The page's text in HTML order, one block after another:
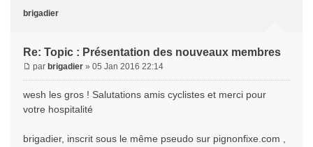
brigadier
Re: Topic : Présentation des nouveaux membres
par brigadier » 05 Jan 2016 22:14
wesh les gros ! Salutations amis cyclistes et merci pour
votre hospitalité
brigadier, inscrit sous le même pseudo sur pignonfixe.com ,